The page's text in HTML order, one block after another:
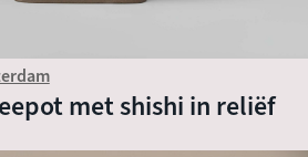
met shishi in reliëf